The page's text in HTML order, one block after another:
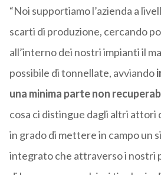
“Noi supportiamo l’azienda a
scarti di produzione, cercando
all’interno dei nostri impianti il
possibile di tonnellate, avviando
una minima parte non
cosa ci distingue dagli altri attori
in grado di mettere in campo un
integrato che attraverso i nostri